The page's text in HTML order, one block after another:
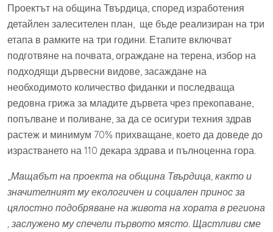
Проектът на община Твърдица, според изработения
детайлен залесителен план, ще бъде реализиран на три
етапа в рамките на три години. Етапите включват
подготвяне на почвата, ограждане на терена, избор на
подходящи дървесни видове, засаждане на
необходимото количество фиданки и последваща
редовна грижа за младите дървета чрез прекопаване,
попълване и поливане, за да се осигури техния здрав
растеж и минимум 70% прихващане, което да доведе до
израстването на 110 декара здрава и пълноценна гора.
Мащабът на проекта на община Твърдица, както и
значителният му екологичен и социален принос за
цялостно подобряване на живота на хората в региона
, заслужено му спечели първото място. Щастливи сме